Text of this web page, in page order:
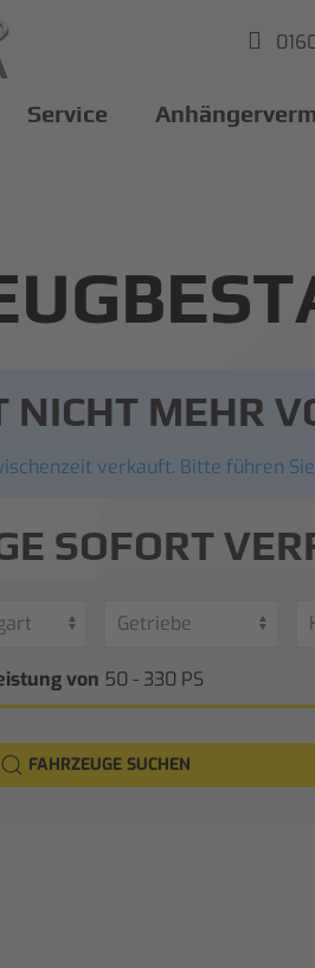
Service
NICHT MEHR
verkauft. Bitte führen
SOFORT
von 50 - 330 PS
FAHRZEUGE SUCHEN